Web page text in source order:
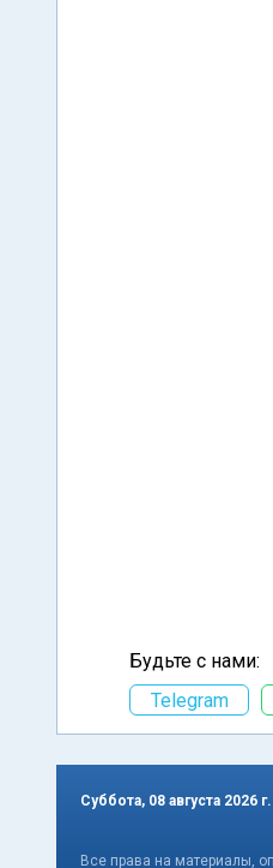
Будьте с нами:
Telegram
Суббота, 08 августа 2026 г.
Все права на материалы,